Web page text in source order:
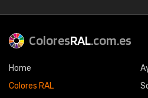
ColoresRAL.com.es
Home
Colores RAL